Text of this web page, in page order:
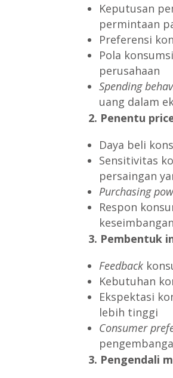
Keputusan
permintaan
Preferensi
Pola
perusahaan
Spending
uang dalam
2. Penentu
Daya beli
Sensitivitas
persaingan
Purchasing
Respon
3. Pembentuk
Feedback
Kebutuhan
Ekspektasi
lebih tinggi
Consumer
3. Pengendali